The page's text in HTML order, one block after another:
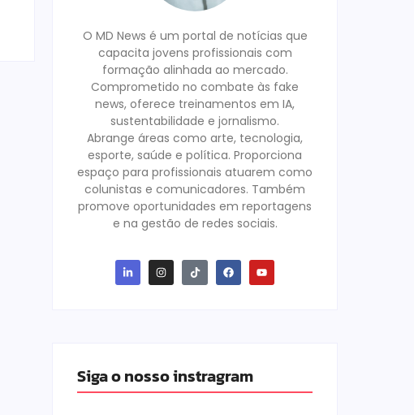
O MD News é um portal de notícias que
capacita jovens profissionais com
formação alinhada ao mercado.
Comprometido no combate às fake
news, oferece treinamentos em IA,
sustentabilidade e jornalismo.
Abrange áreas como arte, tecnologia,
esporte, saúde e política. Proporciona
espaço para profissionais atuarem como
colunistas e comunicadores. Também
promove oportunidades em reportagens
e na gestão de redes sociais.
Siga o nosso instragram